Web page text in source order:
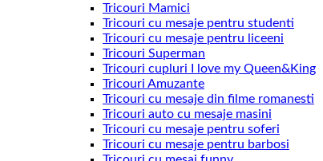
Tricouri Mamici
Tricouri cu mesaje pentru studenti
Tricouri cu mesaje pentru liceeni
Tricouri Superman
Tricouri cupluri I love my Queen&King
Tricouri Amuzante
Tricouri cu mesaje din filme romanesti
Tricouri auto cu mesaje masini
Tricouri cu mesaje pentru soferi
Tricouri cu mesaje pentru barbosi